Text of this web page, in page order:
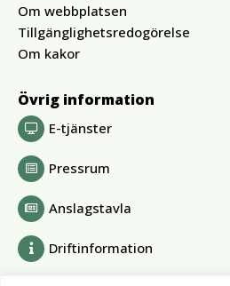
Om webbplatsen
Tillgänglighetsredogörelse
Om kakor
Övrig information
E-tjänster
Pressrum
Anslagstavla
Driftinformation